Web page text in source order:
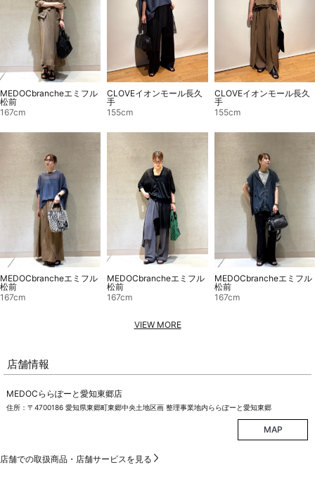
MEDOCbrancheエミフル
松前
167cm
CLOVEイオンモール長久
手
155cm
CLOVEイオンモール長久
手
155cm
MEDOCbrancheエミフル
松前
167cm
MEDOCbrancheエミフル
松前
167cm
MEDOCbrancheエミフル
松前
167cm
VIEW MORE
店舗情報
MEDOCららぽーと愛知東郷店
住所：〒4700186 愛知県東郷町東郷中央土地区画 整理事業地内ららぽーと愛知東郷
MAP
店舗での取扱商品・店舗サービスを見る